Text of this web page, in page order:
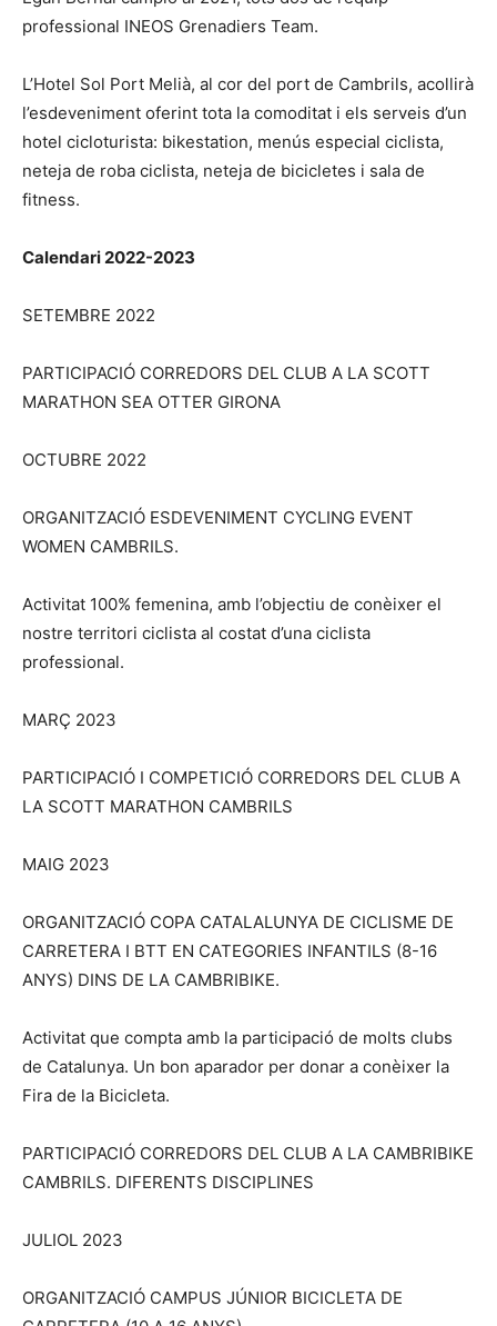
professional INEOS Grenadiers Team.
L’Hotel Sol Port Melià, al cor del port de Cambrils, acollirà
l’esdeveniment oferint tota la comoditat i els serveis d’un
hotel cicloturista: bikestation, menús especial ciclista,
neteja de roba ciclista, neteja de bicicletes i sala de
fitness.
Calendari 2022-2023
SETEMBRE 2022
PARTICIPACIÓ CORREDORS DEL CLUB A LA SCOTT
MARATHON SEA OTTER GIRONA
OCTUBRE 2022
ORGANITZACIÓ ESDEVENIMENT CYCLING EVENT
WOMEN CAMBRILS.
Activitat 100% femenina, amb l’objectiu de conèixer el
nostre territori ciclista al costat d’una ciclista
professional.
MARÇ 2023
PARTICIPACIÓ I COMPETICIÓ CORREDORS DEL CLUB A
LA SCOTT MARATHON CAMBRILS
MAIG 2023
ORGANITZACIÓ COPA CATALALUNYA DE CICLISME DE
CARRETERA I BTT EN CATEGORIES INFANTILS (8-16
ANYS) DINS DE LA CAMBRIBIKE.
Activitat que compta amb la participació de molts clubs
de Catalunya. Un bon aparador per donar a conèixer la
Fira de la Bicicleta.
PARTICIPACIÓ CORREDORS DEL CLUB A LA CAMBRIBIKE
CAMBRILS. DIFERENTS DISCIPLINES
JULIOL 2023
ORGANITZACIÓ CAMPUS JÚNIOR BICICLETA DE